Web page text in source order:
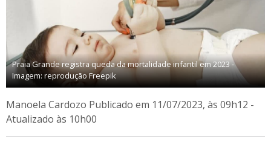
Praia Grande registra queda da mortalidade infantil em 2023 -
Imagem: reprodução Freepik
Manoela Cardozo Publicado em 11/07/2023, às 09h12 -
Atualizado às 10h00